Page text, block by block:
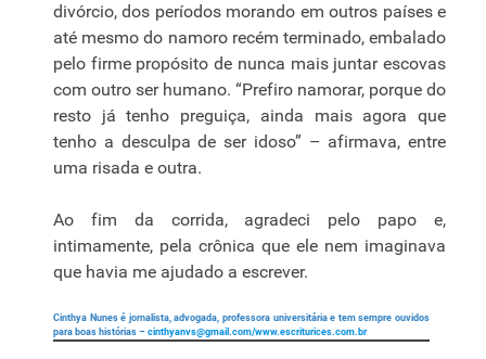
divórcio, dos períodos morando em outros países e
até mesmo do namoro recém terminado, embalado
pelo firme propósito de nunca mais juntar escovas
com outro ser humano. “Prefiro namorar, porque do
resto já tenho preguiça, ainda mais agora que
tenho a desculpa de ser idoso” – afirmava, entre
uma risada e outra.
Ao fim da corrida, agradeci pelo papo e,
intimamente, pela crônica que ele nem imaginava
que havia me ajudado a escrever.
Cinthya Nunes é jornalista, advogada, professora universitária e tem sempre ouvidos
para boas histórias – cinthyanvs@gmail.com/www.escriturices.com.br